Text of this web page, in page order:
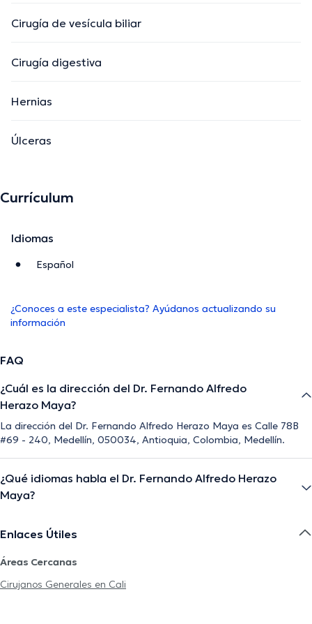
Cirugía de vesícula biliar
Cirugía digestiva
Hernias
Úlceras
Currículum
Idiomas
Español
¿Conoces a este especialista? Ayúdanos actualizando su
información
FAQ
¿Cuál es la dirección del Dr. Fernando Alfredo
Herazo Maya?
La dirección del Dr. Fernando Alfredo Herazo Maya es Calle 78B
#69 - 240, Medellín, 050034, Antioquia, Colombia, Medellín.
¿Qué idiomas habla el Dr. Fernando Alfredo Herazo
Maya?
Enlaces Útiles
Áreas Cercanas
Cirujanos Generales en Cali